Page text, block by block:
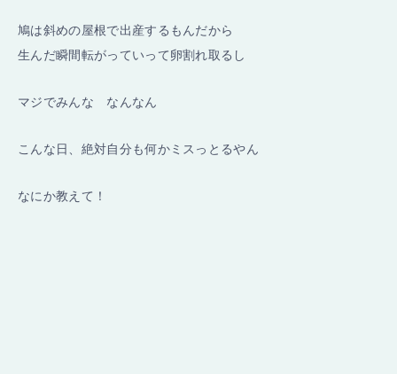
鳩は斜めの屋根で出産するもんだから
生んだ瞬間転がっていって卵割れ取るし
マジでみんな なんなん
こんな日、絶対自分も何かミスっとるやん
なにか教えて！